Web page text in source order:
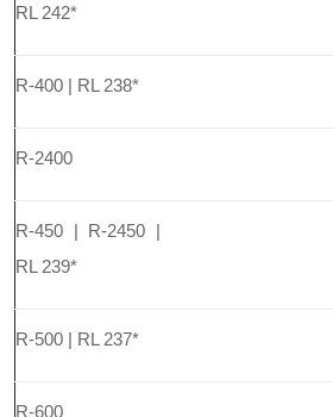
RL 242*
R-400 | RL 238*
R-2400
R-450 | R-2450 |
RL 239*
R-500 | RL 237*
R-600